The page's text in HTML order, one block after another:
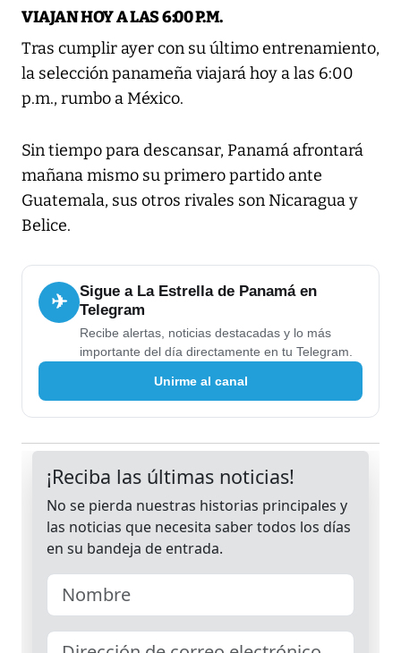
VIAJAN HOY A LAS 6:00 P.M.
Tras cumplir ayer con su último entrenamiento,
la selección panameña viajará hoy a las 6:00
p.m., rumbo a México.
Sin tiempo para descansar, Panamá afrontará
mañana mismo su primero partido ante
Guatemala, sus otros rivales son Nicaragua y
Belice.
✈
Sigue a La Estrella de Panamá en
Telegram
Recibe alertas, noticias destacadas y lo más
importante del día directamente en tu Telegram.
Unirme al canal